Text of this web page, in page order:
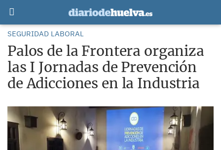
SEGURIDAD LABORAL
Palos de la Frontera organiza
las I Jornadas de Prevención
de Adicciones en la Industria